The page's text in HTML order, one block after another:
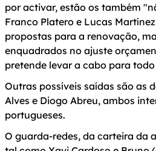
por activar, estão os também
Franco Platero e Lucas
propostas para a renovação,
enquadrados no ajuste
pretende levar a cabo para
Outras possíveis saídas são as
Alves e Diogo Abreu, ambos
portugueses.
O guarda-redes, da carteira da